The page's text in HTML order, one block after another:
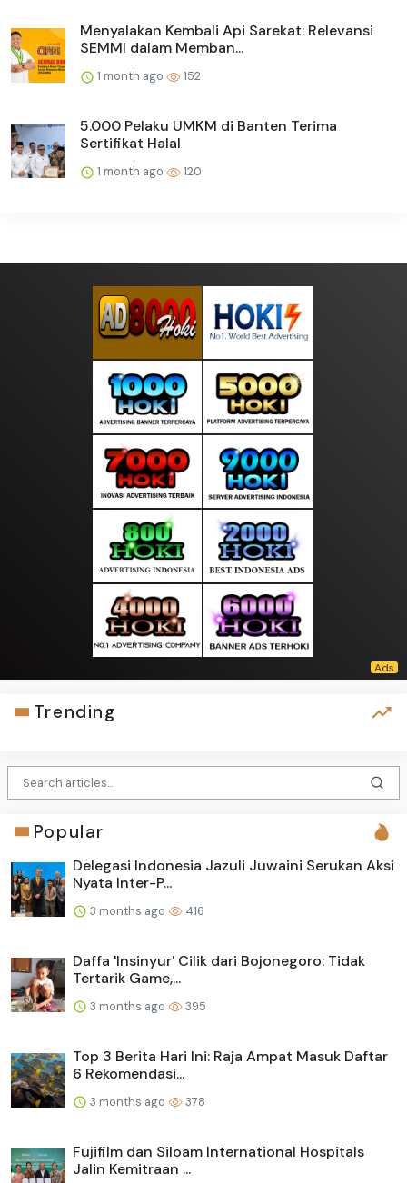
Menyalakan Kembali Api Sarekat: Relevansi
SEMMI dalam Memban...
1 month ago 152
5.000 Pelaku UMKM di Banten Terima
Sertifikat Halal
1 month ago 120
Trending
Popular
Delegasi Indonesia Jazuli Juwaini Serukan Aksi
Nyata Inter-P...
3 months ago 416
Daffa 'Insinyur' Cilik dari Bojonegoro: Tidak
Tertarik Game,...
3 months ago 395
Top 3 Berita Hari Ini: Raja Ampat Masuk Daftar
6 Rekomendasi...
3 months ago 378
Fujifilm dan Siloam International Hospitals
Jalin Kemitraan ...